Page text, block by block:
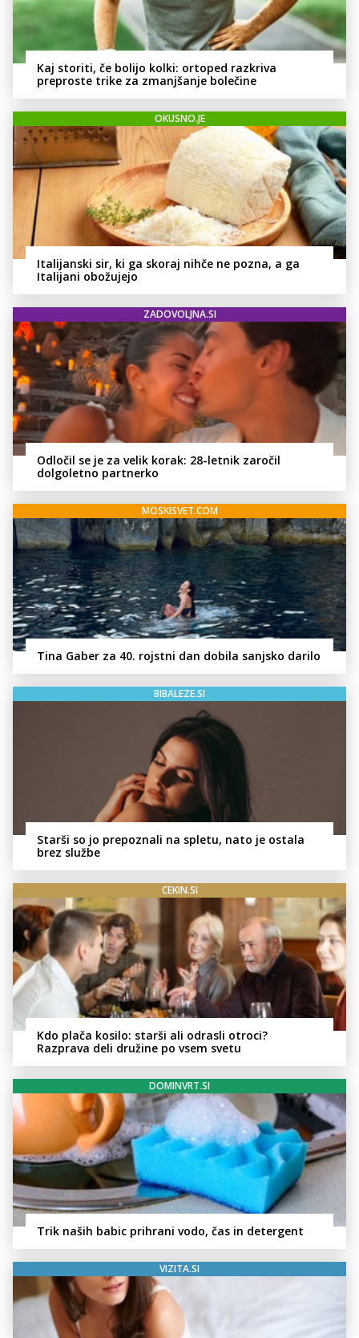
Kaj storiti, če bolijo kolki: ortoped razkriva
preproste trike za zmanjšanje bolečine
OKUSNO.JE
Italijanski sir, ki ga skoraj nihče ne pozna, a ga
Italijani obožujejo
ZADOVOLJNA.SI
Odločil se je za velik korak: 28-letnik zaročil
dolgoletno partnerko
MOSKISVET.COM
Tina Gaber za 40. rojstni dan dobila sanjsko darilo
BIBALEZE.SI
Starši so jo prepoznali na spletu, nato je ostala
brez službe
CEKIN.SI
Kdo plača kosilo: starši ali odrasli otroci?
Razprava deli družine po vsem svetu
DOMINVRT.SI
Trik naših babic prihrani vodo, čas in detergent
VIZITA.SI